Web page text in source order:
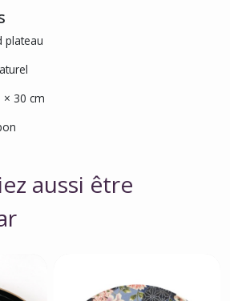
plateau
× 30 cm
aussi être